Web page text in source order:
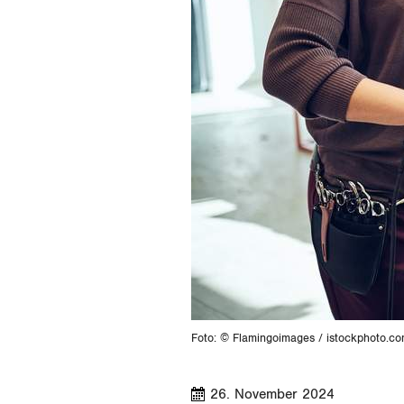
Foto: © Flamingoimages /
26. November 2024